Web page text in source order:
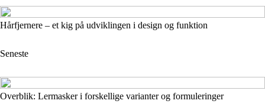
Hårfjernere – et kig på udviklingen i design og funktion
Seneste
Overblik: Lermasker i forskellige varianter og formuleringer